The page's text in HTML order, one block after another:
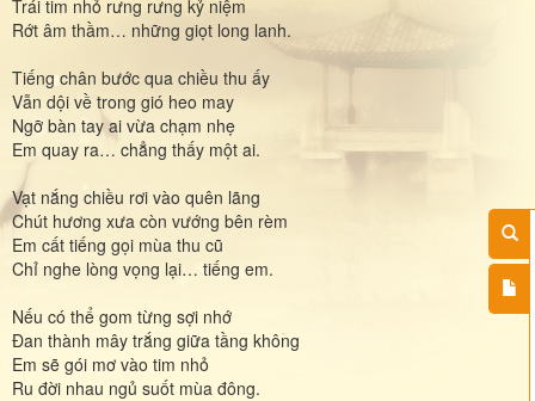
Trái tim nhỏ rưng rưng kỷ niệm
Rớt âm thầm… những giọt long lanh.
Tiếng chân bước qua chiều thu ấy
Vẫn dội về trong gió heo may
Ngỡ bàn tay ai vừa chạm nhẹ
Em quay ra… chẳng thấy một ai.
Vạt nắng chiều rơi vào quên lãng
Chút hương xưa còn vướng bên rèm
Em cất tiếng gọi mùa thu cũ
Chỉ nghe lòng vọng lại… tiếng em.
Nếu có thể gom từng sợi nhớ
Đan thành mây trắng giữa tầng không
Em sẽ gói mơ vào tim nhỏ
Ru đời nhau ngủ suốt mùa đông.